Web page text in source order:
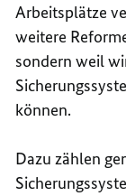
Arbeitsplätze
weitere
sondern weil
können.
Dazu zählen